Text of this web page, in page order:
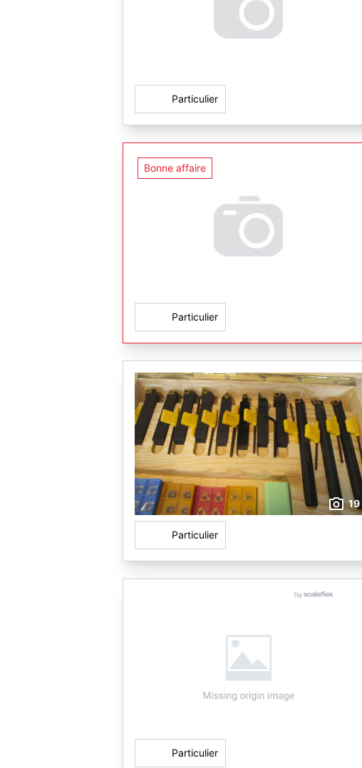
Particulier
Bonne affaire
Particulier
19
Particulier
Particulier